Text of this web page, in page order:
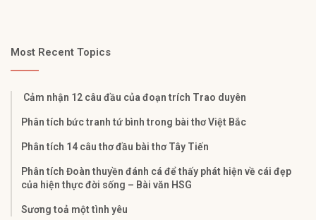
Most Recent Topics
Cảm nhận 12 câu đầu của đoạn trích Trao duyên
Phân tích bức tranh tứ bình trong bài thơ Việt Bắc
Phân tích 14 câu thơ đầu bài thơ Tây Tiến
Phân tích Đoàn thuyền đánh cá để thấy phát hiện về cái đẹp
của hiện thực đời sống – Bài văn HSG
Sương toả một tình yêu